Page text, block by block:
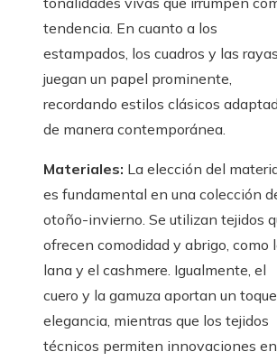
tendencia. En cuanto a los
estampados, los cuadros y las rayas
juegan un papel prominente,
recordando estilos clásicos
de manera contemporánea.
Materiales: La elección del
es fundamental en una colección
otoño-invierno. Se utilizan tejidos
ofrecen comodidad y abrigo, como
lana y el cashmere. Igualmente, el
cuero y la gamuza aportan un
elegancia, mientras que los tejidos
técnicos permiten innovaciones en